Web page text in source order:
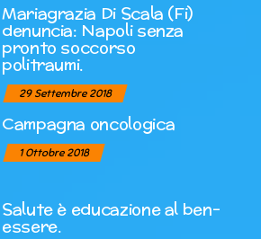
Mariagrazia Di Scala (Fi)
denuncia: Napoli senza
pronto soccorso
politraumi.
29 Settembre 2018
Campagna oncologica
1 Ottobre 2018
Salute è educazione al ben-
essere.